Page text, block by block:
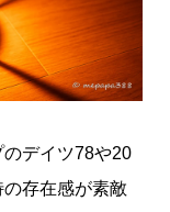
デイツ78や20
存在感が素敵